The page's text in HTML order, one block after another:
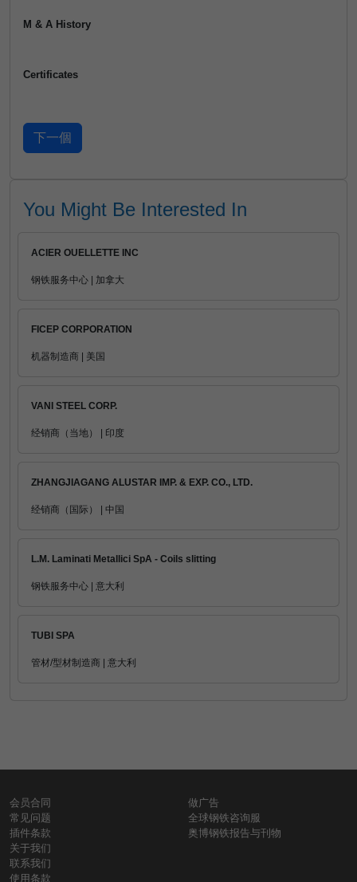
M & A History
Certificates
You Might Be Interested In
ACIER OUELLETTE INC
钢铁服务中心 | 加拿大
FICEP CORPORATION
机器制造商 | 美国
VANI STEEL CORP.
经销商（当地） | 印度
ZHANGJIAGANG ALUSTAR IMP. & EXP. CO., LTD.
经销商（国际） | 中国
L.M. Laminati Metallici SpA - Coils slitting
钢铁服务中心 | 意大利
TUBI SPA
管材/型材制造商 | 意大利
会员合同
常见问题
插件条款
关于我们
联系我们
使用条款
做广告
全球钢铁咨询服
奥博钢铁报告与刊物